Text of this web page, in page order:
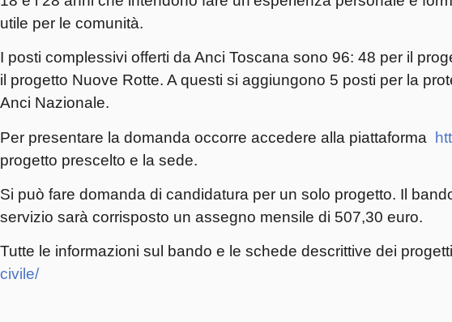
utile per le comunità.
I posti complessivi offerti da Anci Toscana sono 96: 48 per il
il progetto Nuove Rotte. A questi si aggiungono 5 posti per la
Anci Nazionale.
Per presentare la domanda occorre accedere alla piattaforma
progetto prescelto e la sede.
Si può fare domanda di candidatura per un solo progetto. Il
servizio sarà corrisposto un assegno mensile di 507,30 euro.
Tutte le informazioni sul bando e le schede descrittive dei
civile/